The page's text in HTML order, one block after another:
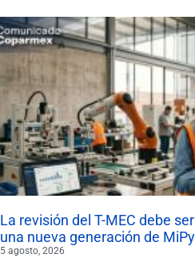
La revisión del T-MEC debe
una nueva generación de
5 agosto, 2026